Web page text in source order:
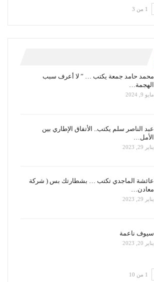
1 من 3
محمد حامد جمعة يكتب … ” لا أعرف سبب
الهجمة…
مايو 9, 2024
عبد الناصر سلم يكتب.. الأتفاق الإطاري بين
الأمل…
يناير 29, 2023
عائشة الماجدي تكتب … بشطارتك بس ( شركة
معادن…
يناير 29, 2023
سيوف ناعمة
يناير 20, 2023
1 من 10